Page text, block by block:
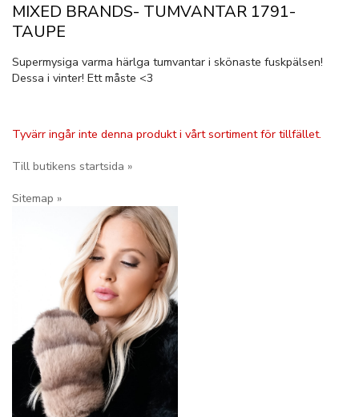
MIXED BRANDS- TUMVANTAR 1791-
TAUPE
Supermysiga varma härlga tumvantar i skönaste fuskpälsen!
Dessa i vinter! Ett måste <3
Tyvärr ingår inte denna produkt i vårt sortiment för tillfället.
Till butikens startsida »
Sitemap »